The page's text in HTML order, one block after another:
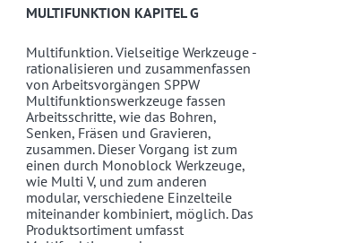
MULTIFUNKTION KAPITEL G
Multifunktion. Vielseitige Werkzeuge -
rationalisieren und zusammenfassen
von Arbeitsvorgängen SPPW
Multifunktionswerkzeuge fassen
Arbeitsschritte, wie das Bohren,
Senken, Fräsen und Gravieren,
zusammen. Dieser Vorgang ist zum
einen durch Monoblock Werkzeuge,
wie Multi V, und zum anderen
modular, verschiedene Einzelteile
miteinander kombiniert, möglich. Das
Produktsortiment umfasst